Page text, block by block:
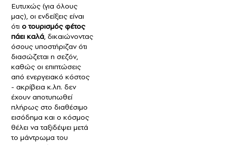
Ευτυχώς (για όλους
μας), οι ενδείξεις είναι
ότι ο τουρισμός φέτος
πάει καλά, δικαιώνοντας
όσους υποστήριζαν ότι
διασώζεται η σεζόν,
καθώς οι επιπτώσεις
από ενεργειακό κόστος
- ακρίβεια κ.λπ. δεν
έχουν αποτυπωθεί
πλήρως στο διαθέσιμο
εισόδημα και ο κόσμος
θέλει να ταξιδέψει μετά
το μάντρωμα του